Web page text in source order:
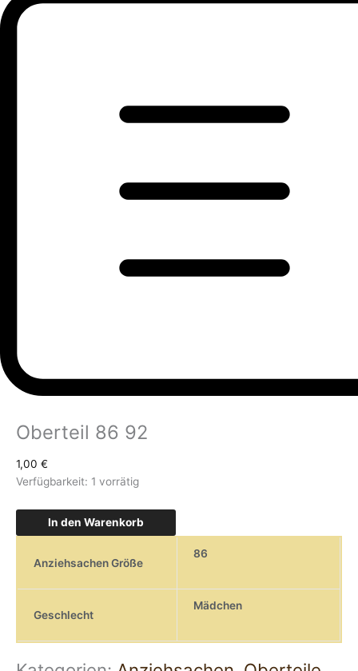
Oberteil 86 92
1,00 €
Verfügbarkeit: 1 vorrätig
In den Warenkorb
Anziehsachen Größe
86
Geschlecht
Mädchen